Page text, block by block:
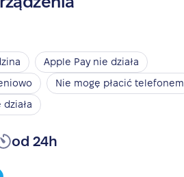
Apple Pay nie działa
Nie mogę płacić telefonem
od 24h